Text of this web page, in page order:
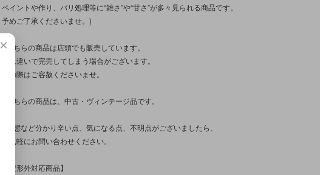
ペイントや作り、バリ処理等に“雑さ”や“甘さ”が多々見られる商品です。
予めご了承くださいませ。)
※こちらの商品は店頭でも販売しています。
入れ違いで完売してしまう場合がございます。
その際はご容赦くださいませ。
※こちらの商品は、中古・ヴィンテージ品です。
※状態など分かり辛い点、気になる点、不明点がございましたら、
お気軽にお問い合わせください。
【定形外対応商品】
×